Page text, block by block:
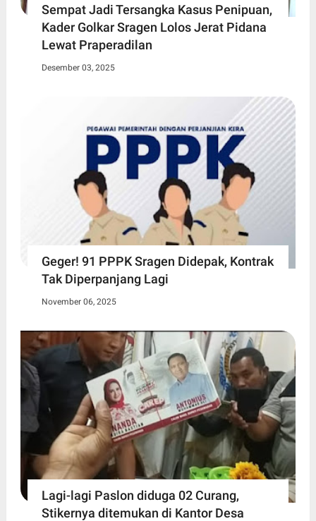
Sempat Jadi Tersangka Kasus Penipuan,
Kader Golkar Sragen Lolos Jerat Pidana
Lewat Praperadilan
Desember 03, 2025
Geger! 91 PPPK Sragen Didepak, Kontrak
Tak Diperpanjang Lagi
November 06, 2025
Lagi-lagi Paslon diduga 02 Curang,
Stikernya ditemukan di Kantor Desa